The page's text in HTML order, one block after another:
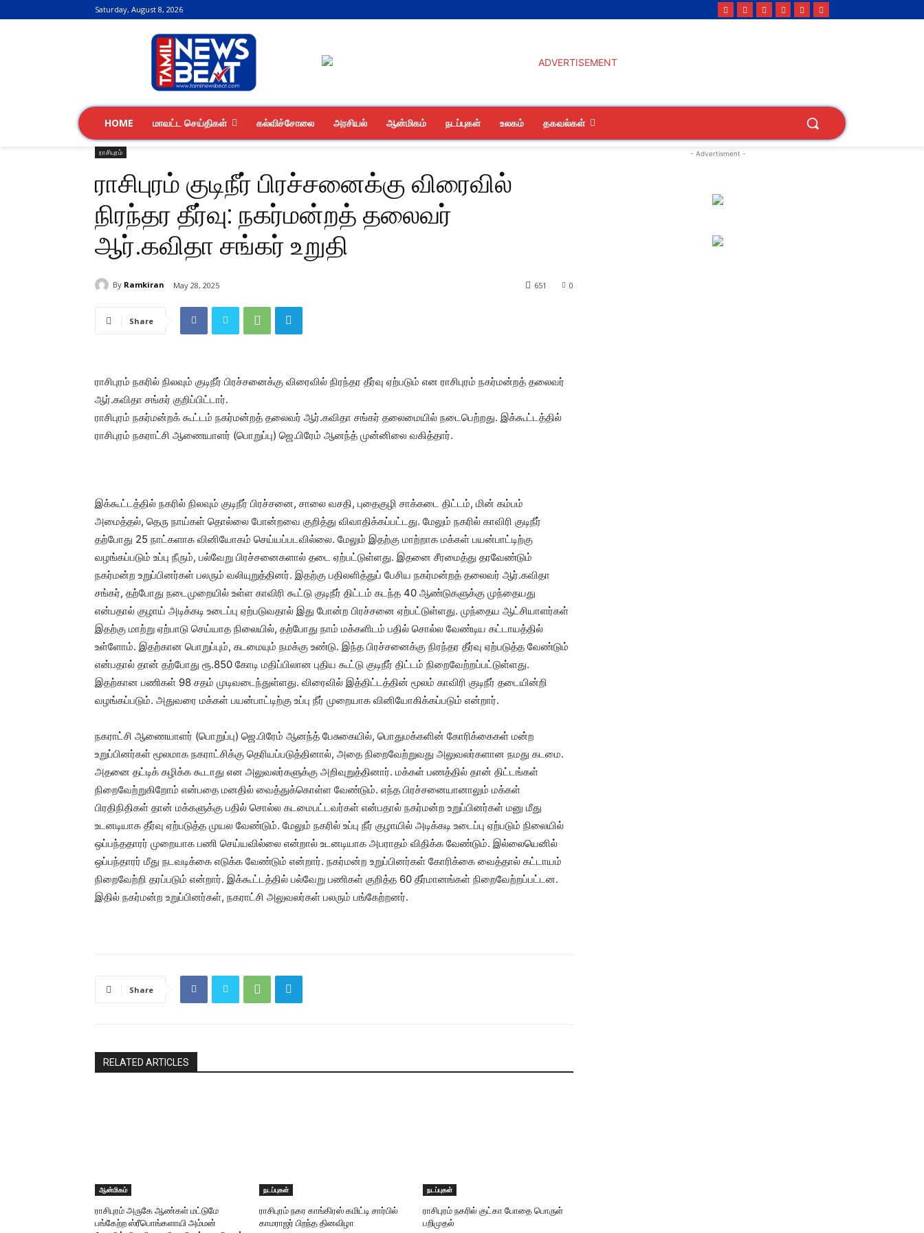
Saturday, August 8, 2026
HOME மாவட்ட செய்திகள் கல்விச்சோலை அரசியல் ஆன்மிகம் நடப்புகள் உலகம் தகவல்கள்
ராசிபுரம்
ராசிபுரம் குடிநீர் பிரச்சனைக்கு விரைவில்
நிரந்தர தீர்வு: நகர்மன்றத் தலைவர்
ஆர்.கவிதா சங்கர் உறுதி
By Ramkiran May 28, 2025 0
651
Share
ராசிபுரம் நகரில் நிலவும் குடிநீர் பிரச்சனைக்கு விரைவில் நிரந்தர தீர்வு ஏற்படும் என ராசிபுரம் நகர்மன்றத் தலைவர்
ஆர்.கவிதா சங்கர் குறிப்பிட்டார்.
ராசிபுரம் நகர்மன்றக் கூட்டம் நகர்மன்றத் தலைவர் ஆர்.கவிதா சங்கர் தலைமையில் நடைபெற்றது. இக்கூட்டத்தில்
ராசிபுரம் நகராட்சி ஆணையாளர் (பொறுப்பு) ஜெ.பிரேம் ஆனந்த் முன்னிலை வகித்தார்.
இக்கூட்டத்தில் நகரில் நிலவும் குடிநீர் பிரச்சனை, சாலை வசதி, புதைகுழி சாக்கடை திட்டம், மின் கம்பம்
அமைத்தல், தெரு நாய்கள் தொல்லை போன்றவை குறித்து விவாதிக்கப்பட்டது. மேலும் நகரில் காவிரி குடிநீர்
தற்போது 25 நாட்களாக வினியோகம் செய்யப்படவில்லை. மேலும் இதற்கு மாற்றாக மக்கள் பயன்பாட்டிற்கு
வழங்கப்படும் உப்பு நீரும், பல்வேறு பிரச்சனைகளால் தடை ஏற்பட்டுள்ளது. இதனை சீரமைத்து தரவேண்டும்
நகர்மன்ற உறுப்பினர்கள் பலரும் வலியுறுத்தினர். இதற்கு பதிலளித்துப் பேசிய நகர்மன்றத் தலைவர் ஆர்.கவிதா
சங்கர், தற்போது நடைமுறையில் உள்ள காவிரி கூட்டு குடிநீர் திட்டம் கடந்த 40 ஆண்டுகளுக்கு முந்தையது
என்பதால் குழாய் அடிக்கடி உடைப்பு ஏற்படுவதால் இது போன்ற பிரச்சனை ஏற்பட்டுள்ளது. முந்தைய ஆட்சியாளர்கள்
இதற்கு மாற்று ஏற்பாடு செய்யாத நிலையில், தற்போது நாம் மக்களிடம் பதில் சொல்ல வேண்டிய கட்டாயத்தில்
உள்ளோம். இதற்கான பொறுப்பும், கடமையும் நமக்கு உண்டு. இந்த பிரச்சனைக்கு நிரந்தர தீர்வு ஏற்படுத்த வேண்டும்
என்பதால் தான் தற்போது ரூ.850 கோடி மதிப்பிலான புதிய கூட்டு குடிநீர் திட்டம் நிறைவேற்றப்பட்டுள்ளது.
இதற்கான பணிகள் 98 சதம் முடிவடைந்துள்ளது. விரைவில் இத்திட்டத்தின் மூலம் காவிரி குடிநீர் தடையின்றி
வழங்கப்படும். அதுவரை மக்கள் பயன்பாட்டிற்கு உப்பு நீர் முறையாக வினியோகிக்கப்படும் என்றார்.
நகராட்சி ஆணையாளர் (பொறுப்பு) ஜெ.பிரேம் ஆனந்த் பேசுகையில், பொதுமக்களின் கோரிக்கைகள் மன்ற
உறுப்பினர்கள் மூலமாக நகராட்சிக்கு தெரியப்படுத்தினால், அதை நிறைவேற்றுவது அலுவலர்களான நமது கடமை.
அதனை தட்டிக் கழிக்க கூடாது என அலுவலர்களுக்கு அறிவுறுத்தினார். மக்கள் பணத்தில் தான் திட்டங்கள்
நிறைவேற்றுகிறோம் என்பதை மனதில் வைத்துக்கொள்ள வேண்டும். எந்த பிரச்சனையானாலும் மக்கள்
பிரதிநிதிகள் தான் மக்களுக்கு பதில் சொல்ல கடமைபட்டவர்கள் என்பதால் நகர்மன்ற உறுப்பினர்கள் மனு மீது
உடனடியாக தீர்வு ஏற்படுத்த முயல வேண்டும். மேலும் நகரில் உப்பு நீர் குழாயில் அடிக்கடி உடைப்பு ஏற்படும் நிலையில்
ஒப்பந்ததாரர் முறையாக பணி செய்யவில்லை என்றால் உடனடியாக அபராதம் விதிக்க வேண்டும். இல்லையெனில்
ஒப்பந்தாரர் மீது நடவடிக்கை எடுக்க வேண்டும் என்றார். நகர்மன்ற உறுப்பினர்கள் கோரிக்கை வைத்தால் கட்டாயம்
நிறைவேற்றி தரப்படும் என்றார். இக்கூட்டத்தில் பல்வேறு பணிகள் குறித்த 60 தீர்மானங்கள் நிறைவேற்றப்பட்டன.
இதில் நகர்மன்ற உறுப்பினர்கள், நகராட்சி அலுவலர்கள் பலரும் பங்கேற்றனர்.
Share
RELATED ARTICLES
ஆன்மிகம்
ராசிபுரம் அருகே ஆண்கள் மட்டுமே
பங்கேற்ற ஸ்ரீபொங்களாயி அம்மன்
நடப்புகள்
ராசிபுரம் நகர காங்கிரஸ் கமிட்டி சார்பில்
காமராஜர் பிறந்த தினவிழா
நடப்புகள்
ராசிபுரம் நகரில் குட்கா போதை பொருள்
பறிமுதல்
- Advertisment -